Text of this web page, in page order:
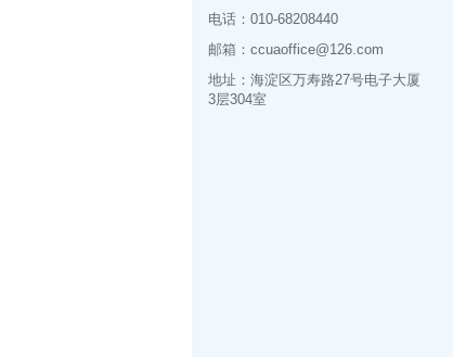
电话：010-68208440
邮箱：ccuaoffice@126.com
地址：海淀区万寿路27号电子大厦
3层304室